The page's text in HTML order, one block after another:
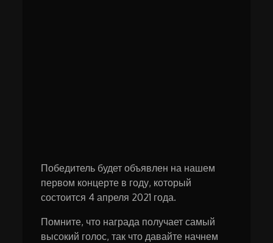
Победитель будет объявлен на нашем
первом концерте в году, который
состоится 4 апреля 2021 года.
Помните, что награда получает самый
высокий голос, так что давайте начнем